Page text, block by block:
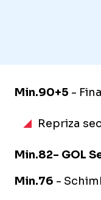
Min.90+5 -
Repriza
Min.82- GOL
Min.76 -